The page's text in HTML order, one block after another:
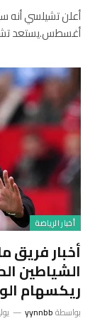
أغسطس.يستعد
أخبار الرياضة
أخبار فريق
الشياطين
ريكسهام
بواسطةyynnbb يوليو